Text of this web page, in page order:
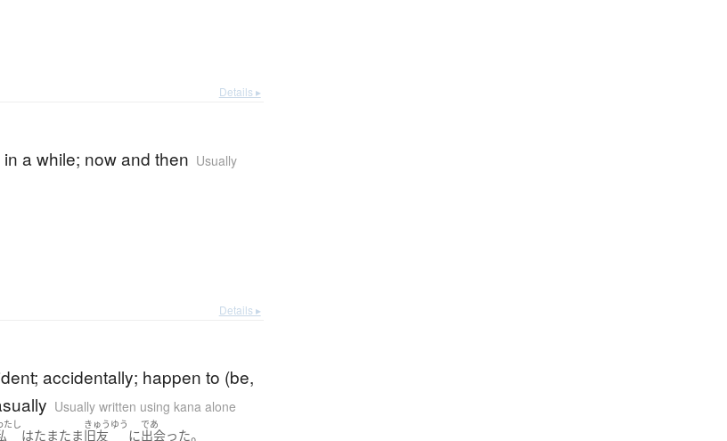
Details ▸
a while; now and then Usually
Details ▸
accidentally; happen to (be,
Usually written using kana alone
たし
はたまたま
きゅうゆう
旧友 に
であ
出会った。